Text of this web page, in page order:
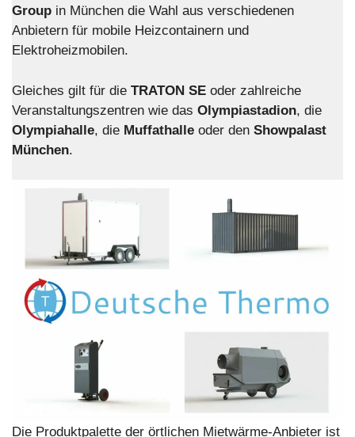
Group in München die Wahl aus verschiedenen
Anbietern für mobile Heizcontainern und
Elektroheizmobilen.
Gleiches gilt für die TRATON SE oder zahlreiche
Veranstaltungszentren wie das Olympiastadion, die
Olympiahalle, die Muffathalle oder den Showpalast
München.
Die Produktpalette der örtlichen Mietwärme-Anbieter ist